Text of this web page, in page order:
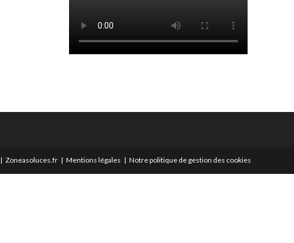
Zoneasoluces.fr Mentions légales Notre politique de gestion des cookies